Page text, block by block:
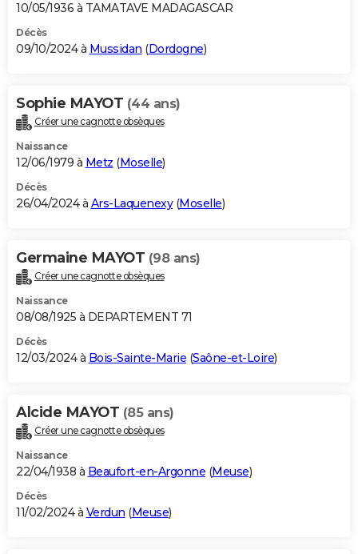
10/05/1936 à TAMATAVE MADAGASCAR
Décès
09/10/2024 à Mussidan (Dordogne)
Sophie MAYOT (44 ans)
Créer une cagnotte obsèques
Naissance
12/06/1979 à Metz (Moselle)
Décès
26/04/2024 à Ars-Laquenexy(Moselle)
Germaine MAYOT (98 ans)
Créer une cagnotte obsèques
Naissance
08/08/1925 à DEPARTEMENT 71
Décès
12/03/2024 à Bois-Sainte-Marie (Saône-et-Loire)
Alcide MAYOT (85 ans)
Créer une cagnotte obsèques
Naissance
22/04/1938 à Beaufort-en-Argonne (Meuse)
Décès
11/02/2024 à Verdun (Meuse)